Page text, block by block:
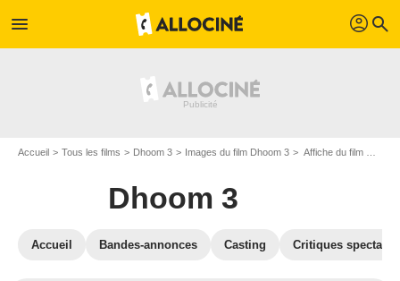
menu profil search
Accueil Tous les films Dhoom 3 Images du film Dhoom 3 Affiche du film Dhoom 3 - Photo 7
Dhoom 3
Accueil Bandes-annonces Casting Critiques